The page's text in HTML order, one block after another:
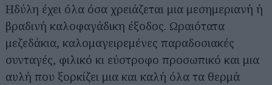
Ηδύλη έχει όλα όσα χρειάζεται μια μεσημεριανή ή
βραδινή καλοφαγάδικη έξοδος. Ωραιότατα
μεζεδάκια, καλομαγειρεμένες παραδοσιακές
συνταγές, φιλικό κι εύστροφο προσωπικό και μια
αυλή που ξορκίζει μια και καλή όλα τα θερμά